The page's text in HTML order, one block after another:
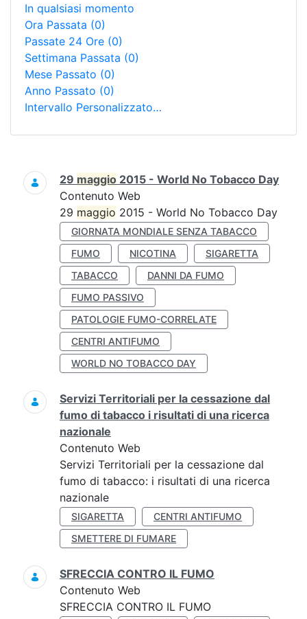
In qualsiasi momento
Ora Passata (0)
Passate 24 Ore (0)
Settimana Passata (0)
Mese Passato (0)
Anno Passato (0)
Intervallo Personalizzato…
Ricerca
29 maggio 2015 - World No Tobacco Day
Contenuto Web
29 maggio 2015 - World No Tobacco Day
GIORNATA MONDIALE SENZA TABACCO
FUMO
NICOTINA
SIGARETTA
TABACCO
DANNI DA FUMO
FUMO PASSIVO
PATOLOGIE FUMO-CORRELATE
CENTRI ANTIFUMO
WORLD NO TOBACCO DAY
Servizi Territoriali per la cessazione dal
fumo di tabacco i risultati di una ricerca
nazionale
Contenuto Web
Servizi Territoriali per la cessazione dal
fumo di tabacco: i risultati di una ricerca
nazionale
SIGARETTA
CENTRI ANTIFUMO
SMETTERE DI FUMARE
SFRECCIA CONTRO IL FUMO
Contenuto Web
SFRECCIA CONTRO IL FUMO